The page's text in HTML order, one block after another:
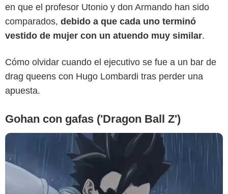
en que el profesor Utonio y don Armando han sido
comparados, debido a que cada uno terminó
vestido de mujer con un atuendo muy similar.
Cómo olvidar cuando el ejecutivo se fue a un bar de
drag queens con Hugo Lombardi tras perder una
apuesta.
Gohan con gafas ('Dragon Ball Z')